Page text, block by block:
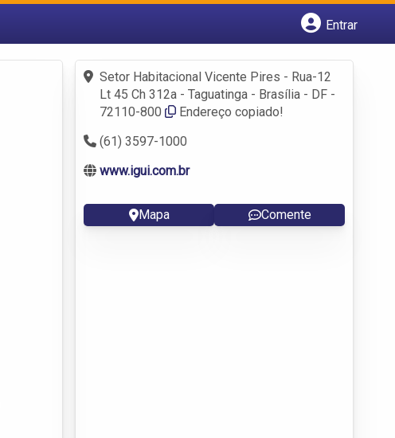
Entrar
Fazer login
Criar conta
Setor Habitacional Vicente Pires - Rua-12
Lt 45 Ch 312a - Taguatinga - Brasília - DF -
72110-800
Endereço copiado!
(61) 3597-1000
www.igui.com.br
Mapa Comente